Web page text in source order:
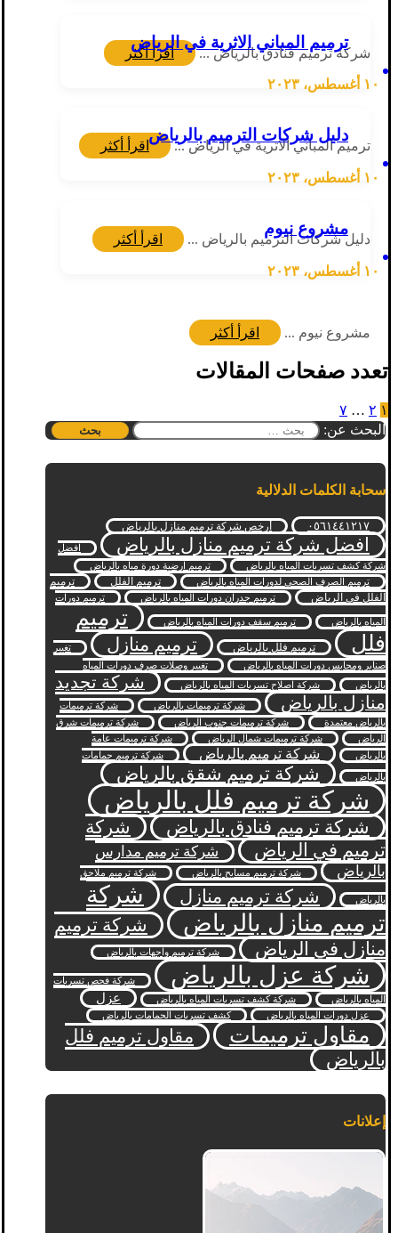
شركة ترميم فنادق بالرياض ... اقرأ أكثر
ترميم المباني الاثرية في الرياض
١٠ أغسطس، ٢٠٢٣
ترميم المباني الاثرية في الرياض ... اقرأ أكثر
دليل شركات الترميم بالرياض
١٠ أغسطس، ٢٠٢٣
دليل شركات الترميم بالرياض ... اقرأ أكثر
مشروع نيوم
١٠ أغسطس، ٢٠٢٣
مشروع نيوم ... اقرأ أكثر
تعدد صفحات المقالات
١ ٢ … ٧
البحث عن:
بحث
سحابة الكلمات الدلالية
٠٥٦١٤٤١٢١٧ أرخص شركة ترميم منازل بالرياض
افضل شركة ترميم منازل بالرياض
افضل
شركة كشف تسربات المياه بالرياض
ترميم ارضية دورة مياه بالرياض
ترميم الصرف الصحي لدورات المياه بالرياض
ترميم الفلل
ترميم
الفلل في الرياض
ترميم جدران دورات المياه بالرياض ترميم دورات
المياه بالرياض ترميم سقف دورات المياه بالرياض
ترميم
فلل
ترميم فلل بالرياض ترميم منازل
تغيير
صنابر ومحابس دورات المياه بالرياض
تغيير وصلات صرف دورات المياه
بالرياض
شركة اصلاح تسربات المياه بالرياض
شركة تجديد
منازل بالرياض
شركة ترميمات بالرياض
شركة ترميمات
بالرياض معتمدة
شركة ترميمات جنوب الرياض
شركة ترميمات شرق
الرياض
شركة ترميمات شمال الرياض
شركة ترميمات عامة
بالرياض
شركة ترميم بالرياض شركة ترميم حمامات
بالرياض شركة ترميم شقق بالرياض
شركة ترميم فلل بالرياض
شركة ترميم فنادق بالرياض
شركة
ترميم في الرياض
شركة ترميم مدارس
بالرياض
شركة ترميم مسابح بالرياض شركة ترميم ملاحق
بالرياض شركة ترميم منازل
شركة
ترميم منازل بالرياض
شركة ترميم
منازل في الرياض
شركة ترميم واجهات بالرياض
شركة عزل بالرياض
شركة فحص تسربات
المياه بالرياض
شركة كشف تسربات المياه بالرياض عزل
عزل دورات المياه بالرياض كشف تسربات الحمامات بالرياض
مقاول ترميمات
مقاول ترميم فلل
بالرياض
إعلانات